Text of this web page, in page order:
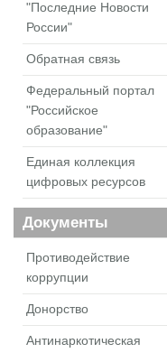
"Последние Новости
России"
Обратная связь
Федеральный портал
"Российское
образование"
Единая коллекция
цифровых ресурсов
Документы
Противодействие
коррупции
Донорство
Антинаркотическая